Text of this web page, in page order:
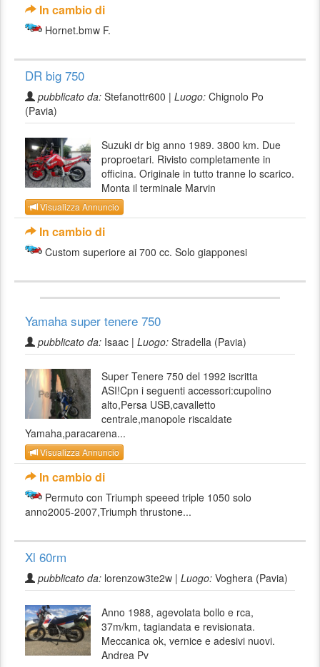
In cambio di
Hornet.bmw F.
DR big 750
pubblicato da: Stefanottr600 | Luogo: Chignolo Po
(Pavia)
Suzuki dr big anno 1989. 3800 km. Due
proproetari. Rivisto completamente in
officina. Originale in tutto tranne lo scarico.
Monta il terminale Marvin
Visualizza Annuncio
In cambio di
Custom superiore ai 700 cc. Solo giapponesi
Yamaha super tenere 750
pubblicato da: Isaac | Luogo: Stradella (Pavia)
Super Tenere 750 del 1992 iscritta
ASI!Cpn i seguenti accessori:cupolino
alto,Persa USB,cavalletto
centrale,manopole riscaldate
Yamaha,paracarena...
Visualizza Annuncio
In cambio di
Permuto con Triumph speeed triple 1050 solo
anno2005-2007,Triumph thrustone...
Xl 60rm
pubblicato da: lorenzow3te2w | Luogo: Voghera (Pavia)
Anno 1988, agevolata bollo e rca,
37m/km, tagiandata e revisionata.
Meccanica ok, vernice e adesivi nuovi.
Andrea Pv